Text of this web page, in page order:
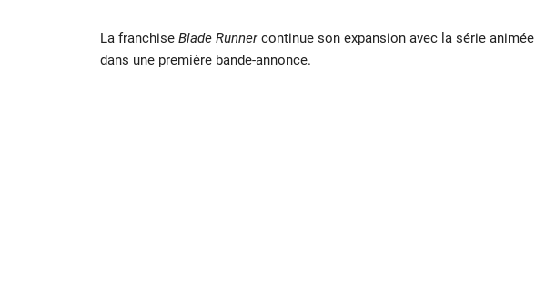
La franchise Blade Runnercontinue son expansion avec la série animée
dans une première bande-annonce.